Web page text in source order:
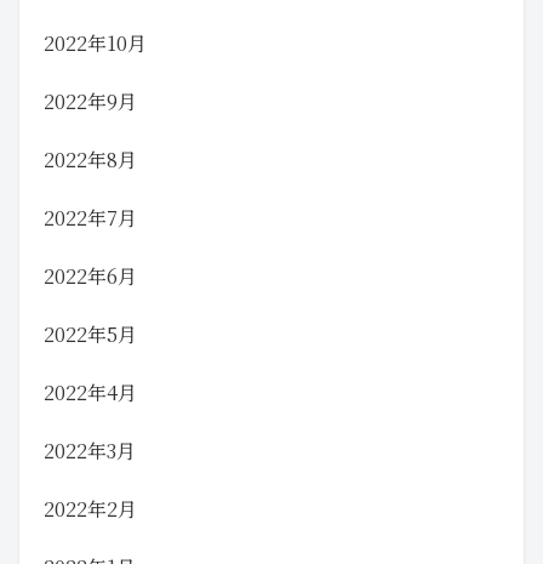
2022年10月
2022年9月
2022年8月
2022年7月
2022年6月
2022年5月
2022年4月
2022年3月
2022年2月